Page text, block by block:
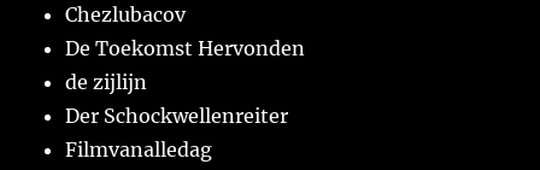
Chezlubacov
De Toekomst Hervonden
de zijlijn
Der Schockwellenreiter
Filmvanalledag